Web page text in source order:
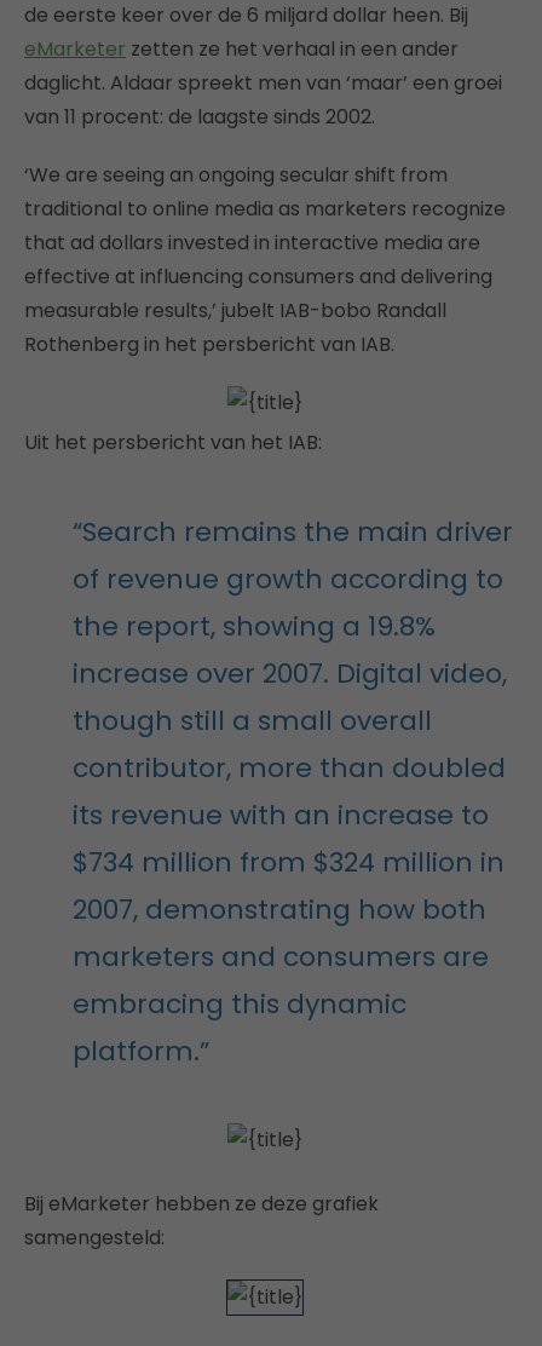
de eerste keer over de 6 miljard dollar heen. Bij
eMarketer zetten ze het verhaal in een ander
daglicht. Aldaar spreekt men van ‘maar’ een groei
van 11 procent: de laagste sinds 2002.
‘We are seeing an ongoing secular shift from
traditional to online media as marketers recognize
that ad dollars invested in interactive media are
effective at influencing consumers and delivering
measurable results,’ jubelt IAB-bobo Randall
Rothenberg in het persbericht van IAB.
Uit het persbericht van het IAB:
“Search remains the main driver
of revenue growth according to
the report, showing a 19.8%
increase over 2007. Digital video,
though still a small overall
contributor, more than doubled
its revenue with an increase to
$734 million from $324 million in
2007, demonstrating how both
marketers and consumers are
embracing this dynamic
platform.”
Bij eMarketer hebben ze deze grafiek
samengesteld: